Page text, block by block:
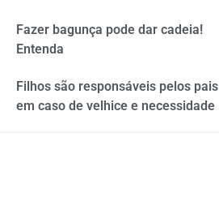
Fazer bagunça pode dar cadeia!
Entenda
Filhos são responsáveis pelos pais
em caso de velhice e necessidade